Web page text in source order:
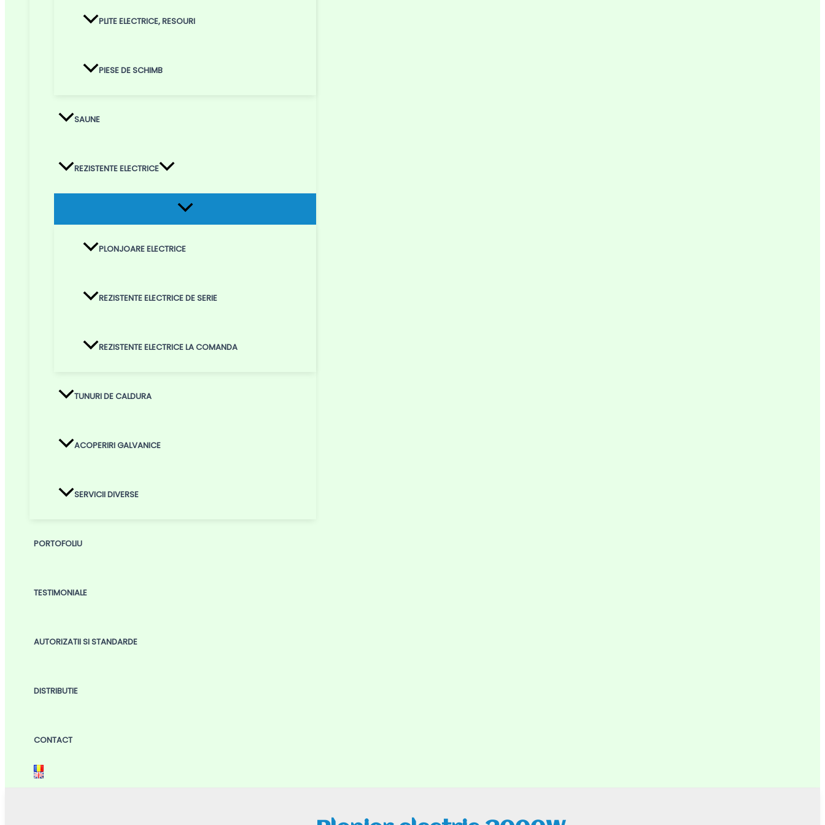
PLITE ELECTRICE, RESOURI
PIESE DE SCHIMB
SAUNE
REZISTENTE ELECTRICE
Menu
Toggle
PLONJOARE ELECTRICE
REZISTENTE ELECTRICE DE SERIE
REZISTENTE ELECTRICE LA COMANDA
TUNURI DE CALDURA
ACOPERIRI GALVANICE
SERVICII DIVERSE
PORTOFOLIU
TESTIMONIALE
AUTORIZATII SI STANDARDE
DISTRIBUTIE
CONTACT